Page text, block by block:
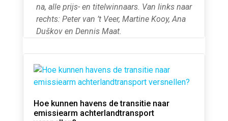
na, alle prijs- en titelwinnaars. Van links naar
rechts: Peter van ’t Veer, Martine Kooy, Ana
Duškov en Dennis Maat.
Hoe kunnen havens de transitie naar
emissiearm achterlandtransport